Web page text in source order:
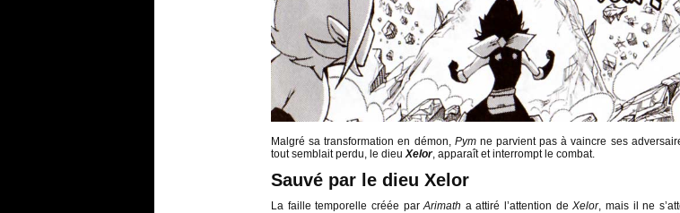
Malgré sa transformation en démon, Pymne parvient pas à vaincre ses
tout semblait perdu, le dieuXelor, apparaît et interrompt le combat.
Sauvé par le dieu Xelor
La faille temporelle créée parArimath a attiré l’attention deXelor, mais il ne